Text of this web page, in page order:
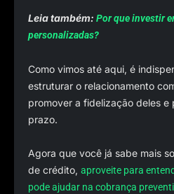
Leia também: Por que investir
personalizadas?
Como vimos até aqui, é
estruturar o relacionamento
promover a fidelização deles e
prazo.
Agora que você já sabe mais
de crédito, aproveite para
pode ajudar na cobrança